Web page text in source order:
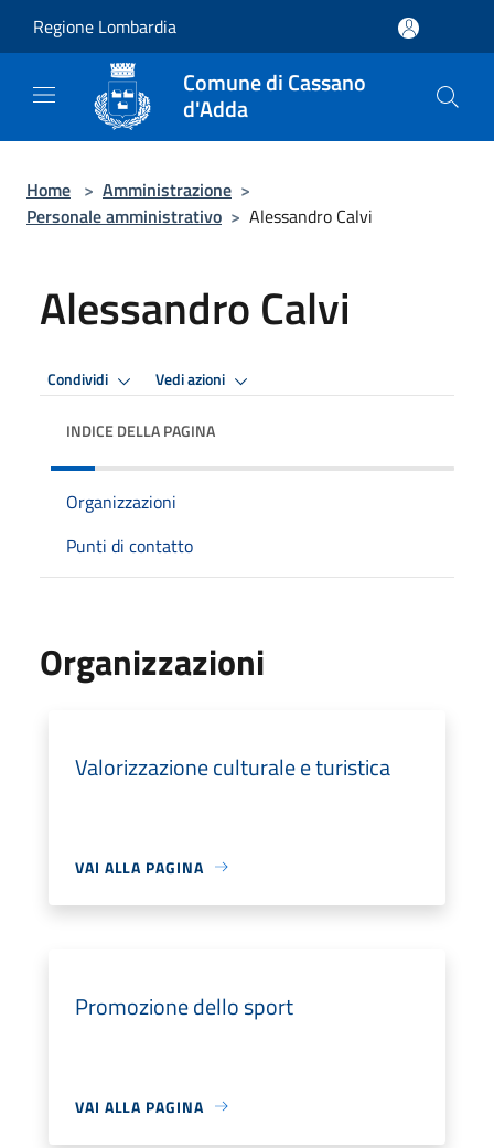
Regione Lombardia
Comune di Cassano
d'Adda
Home > Amministrazione >
Personale amministrativo > Alessandro Calvi
Alessandro Calvi
Condividi Vedi azioni
INDICE DELLA PAGINA
Organizzazioni
Punti di contatto
Organizzazioni
Valorizzazione culturale e turistica
VAI ALLA PAGINA
Promozione dello sport
VAI ALLA PAGINA